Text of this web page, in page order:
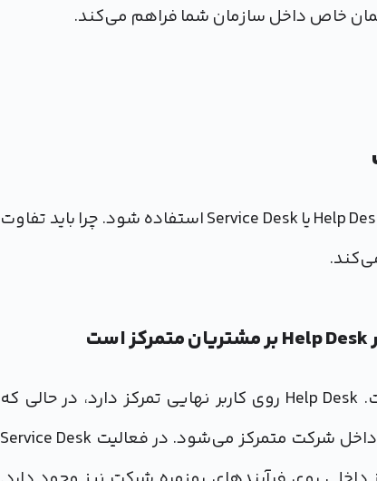
خاص داخل سازمان شما فراهم می‌کند.
بیایید فرض کنیم نرم افزاری دارید که می تواند برای اداره Help Desk یا Service Desk استفاده شود. چرا باید تفاوت
مهم‌ترین تفاوت Help Desk با Service Desk تمرکز آن است. Help Desk روی کاربر نهایی تمرکز دارد، در حالی که
فعالیت Service Desk هم روی کاربر نهایی و هم مشکلات داخل شرکت متمرکز می‌شود. در فعالیت Service Desk